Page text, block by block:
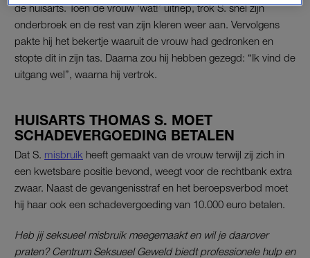
de huisarts. Toen de vrouw ‘wat!’ uitriep, trok S. snel zijn
onderbroek en de rest van zijn kleren weer aan. Vervolgens
pakte hij het bekertje waaruit de vrouw had gedronken en
stopte dit in zijn tas. Daarna zou hij hebben gezegd: “Ik vind de
uitgang wel”, waarna hij vertrok.
HUISARTS THOMAS S. MOET
SCHADEVERGOEDING BETALEN
Dat S. misbruik heeft gemaakt van de vrouw terwijl zij zich in
een kwetsbare positie bevond, weegt voor de rechtbank extra
zwaar. Naast de gevangenisstraf en het beroepsverbod moet
hij haar ook een schadevergoeding van 10.000 euro betalen.
Heb jij seksueel misbruik meegemaakt en wil je daarover
praten? Centrum Seksueel Geweld biedt professionele hulp en